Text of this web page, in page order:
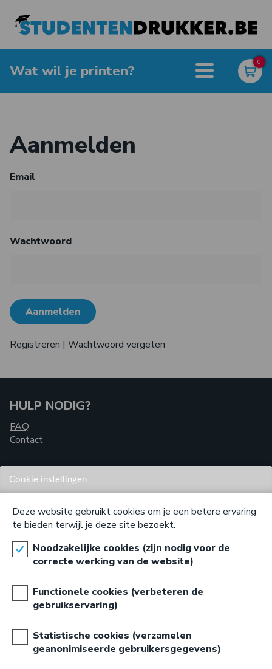
Wat wil je printen? 0
Aanmelden
Email
Wachtwoord
Aanmelden
Registreren | Wachtwoord vergeten
HULP NODIG?
FAQ
Contact
VOOR SCHOLEN
waardoor printen een plezier wordt voor alle leerkrachten.
voor uw school.
Lees meer...
VOOR STUDENTEN
Cookie instellingen
Deze website gebruikt cookies om je een betere ervaring
te bieden terwijl je deze site bezoekt.
Noodzakelijke cookies (zijn nodig voor de
correcte werking van de website)
Functionele cookies (verbeteren de
gebruikservaring)
Statistische cookies (verzamelen
geanonimiseerde gebruikersgegevens)